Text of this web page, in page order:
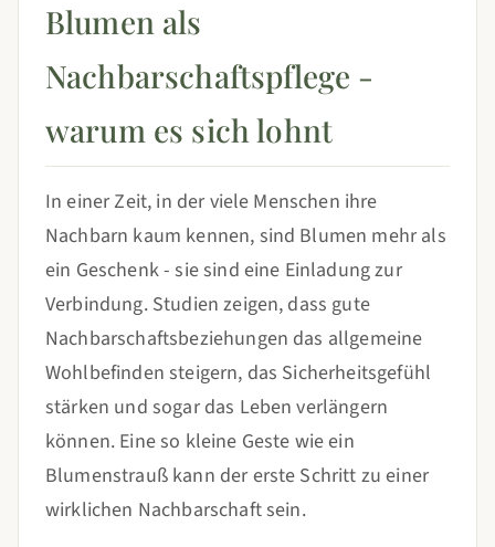
Blumen als
Nachbarschaftspflege -
warum es sich lohnt
In einer Zeit, in der viele Menschen ihre
Nachbarn kaum kennen, sind Blumen mehr als
ein Geschenk - sie sind eine Einladung zur
Verbindung. Studien zeigen, dass gute
Nachbarschaftsbeziehungen das allgemeine
Wohlbefinden steigern, das Sicherheitsgefühl
stärken und sogar das Leben verlängern
können. Eine so kleine Geste wie ein
Blumenstrauß kann der erste Schritt zu einer
wirklichen Nachbarschaft sein.